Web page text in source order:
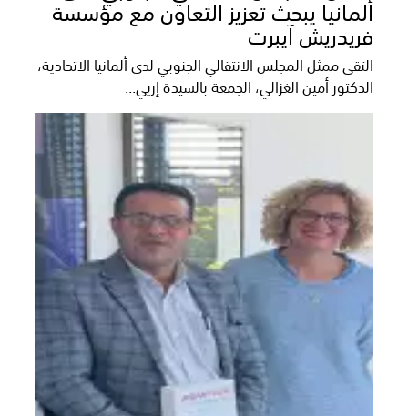
ألمانيا يبحث تعزيز التعاون مع مؤسسة
فريدريش آيبرت
التقى ممثل المجلس الانتقالي الجنوبي لدى ألمانيا الاتحادية،
الدكتور أمين الغزالي، الجمعة بالسيدة إريي...